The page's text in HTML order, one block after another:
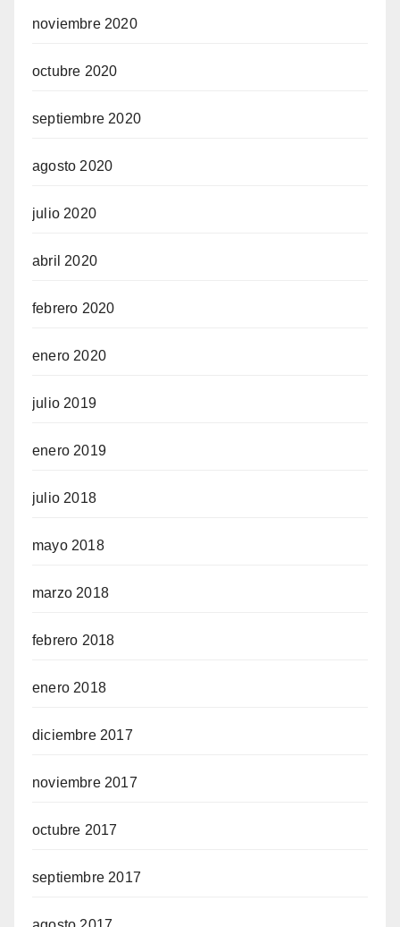
noviembre 2020
octubre 2020
septiembre 2020
agosto 2020
julio 2020
abril 2020
febrero 2020
enero 2020
julio 2019
enero 2019
julio 2018
mayo 2018
marzo 2018
febrero 2018
enero 2018
diciembre 2017
noviembre 2017
octubre 2017
septiembre 2017